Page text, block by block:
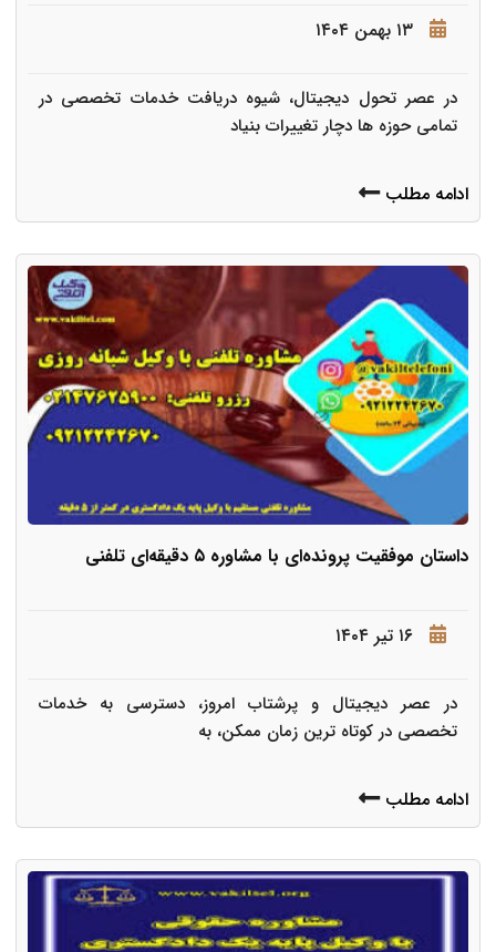
۱۳ بهمن ۱۴۰۴
در عصر تحول دیجیتال، شیوه دریافت خدمات تخصصی در
تمامی حوزه ها دچار تغییرات بنیاد
ادامه مطلب
داستان موفقیت پرونده‌ای با مشاوره ۵ دقیقه‌ای تلفنی
۱۶ تیر ۱۴۰۴
در عصر دیجیتال و پرشتاب امروز، دسترسی به خدمات
تخصصی در کوتاه ترین زمان ممکن، به
ادامه مطلب